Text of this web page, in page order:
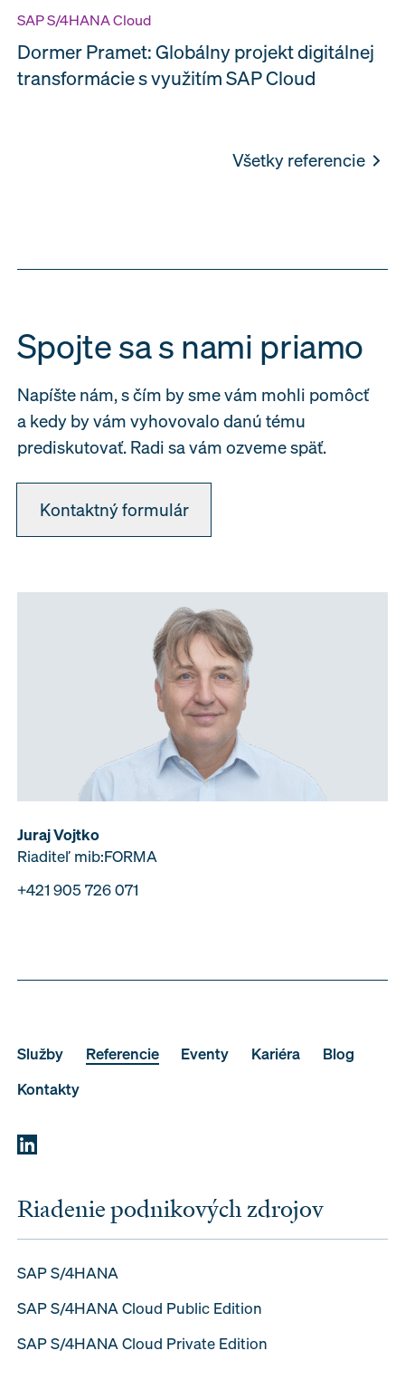
Všetky referencie
SAP S/4HANA Cloud
Dormer Pramet: Globálny projekt digitálnej
transformácie s využitím SAP Cloud
Spojte sa s nami priamo
Napíšte nám, s čím by sme vám mohli pomôcť
a kedy by vám vyhovovalo danú tému
prediskutovať. Radi sa vám ozveme späť.
Kontaktný formulár
Juraj Vojtko
Riaditeľ mib:FORMA
+421 905 726 071
Služby Referencie Eventy Kariéra
Blog
Kontakty
Riadenie podnikových zdrojov
SAP S/4HANA
SAP S/4HANA Cloud Public Edition
SAP S/4HANA Cloud Private Edition